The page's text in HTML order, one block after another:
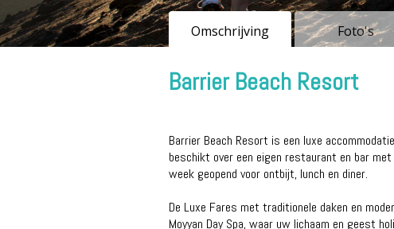
Omschrijving Foto's
Barrier Beach Resort
Barrier Beach Resort is een luxe
beschikt over een eigen restaurant en bar
week geopend voor ontbijt, lunch en diner.
De Luxe Fares met traditionele daken en
Moyyan Day Spa, waar uw lichaam en geest